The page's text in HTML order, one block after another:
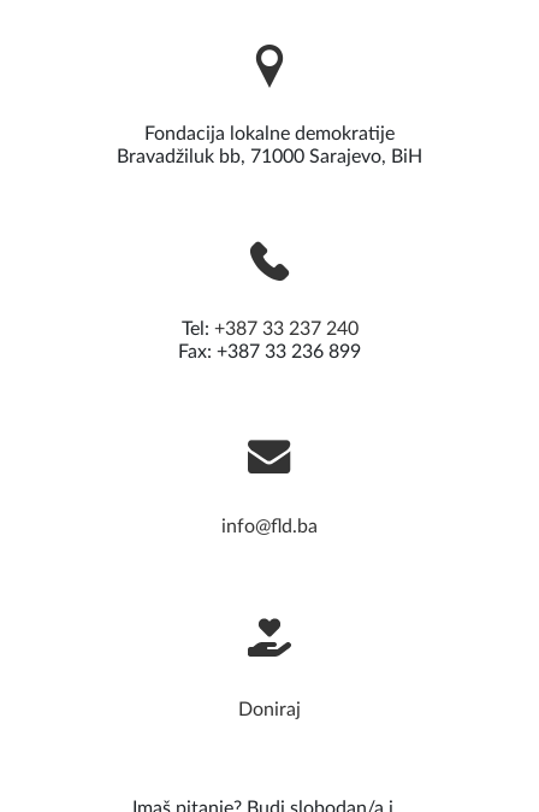
Fondacija lokalne demokratije
Bravadžiluk bb, 71000 Sarajevo, BiH
Tel: +387 33 237 240
Fax: +387 33 236 899
info@fld.ba
Doniraj